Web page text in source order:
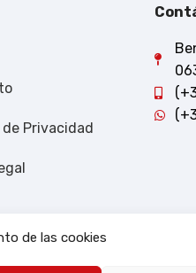
de las cookies
Privacidad